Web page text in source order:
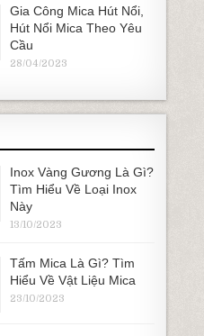
Gia Công Mica Hút Nổi,
Hút Nổi Mica Theo Yêu
Cầu
28/04/2023
Inox Vàng Gương Là Gì?
Tìm Hiểu Về Loại Inox
Này
13/10/2023
Tấm Mica Là Gì? Tìm
Hiểu Về Vật Liệu Mica
23/10/2023